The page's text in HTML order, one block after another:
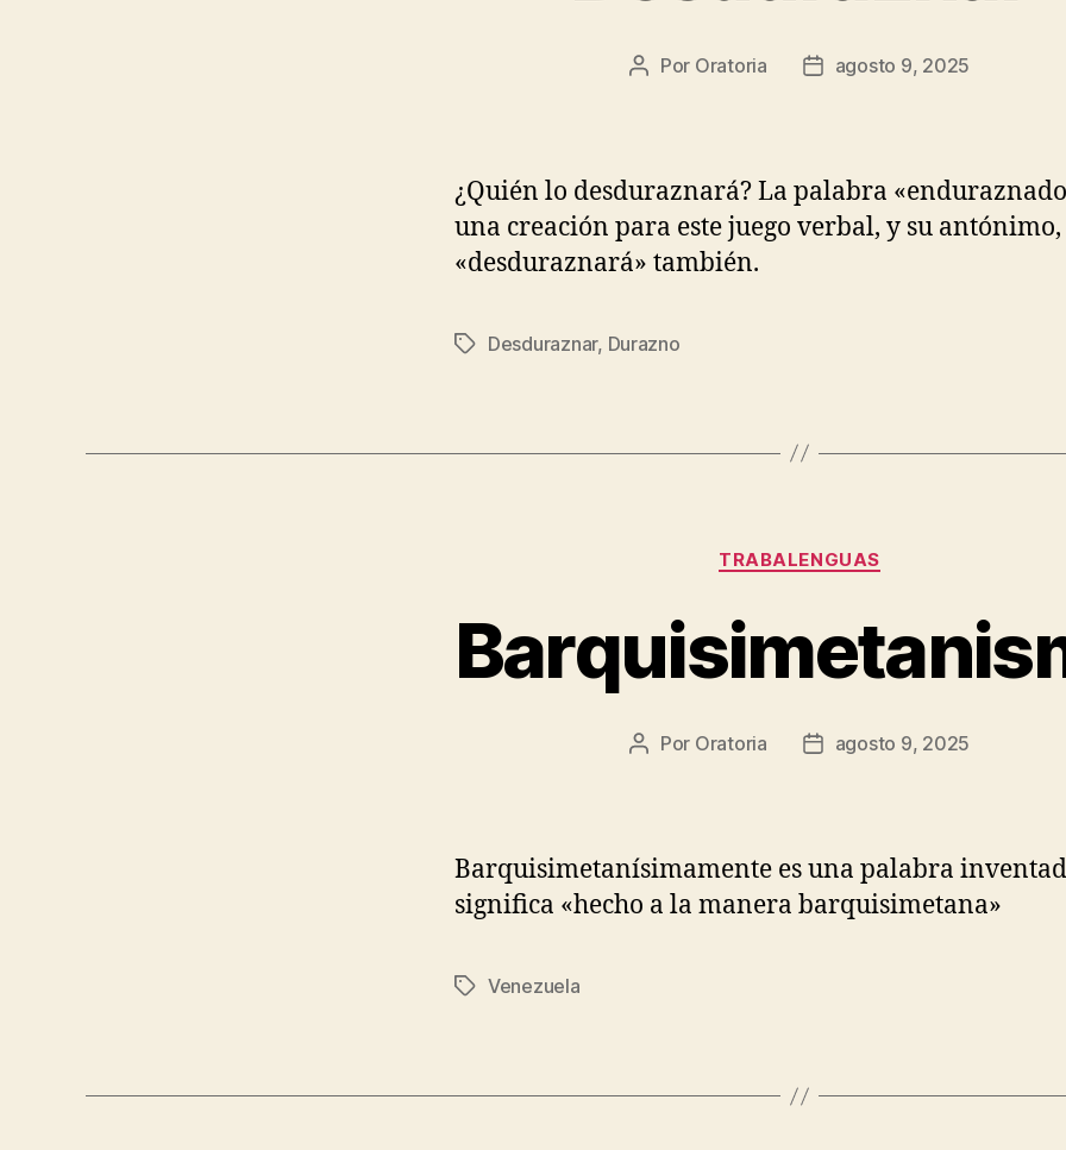
Autor
Por Oratoria
Fechaagosto 9, 2025
¿Quién lo desduraznará? La palabra
una creación para este juego verbal, y su antónimo,
«desduraznará» también.
Etiquetas
Desduraznar, Durazno
Categorías
TRABALENGUAS
Autor
Por Oratoria
Fechaagosto 9, 2025
Barquisimetanísimamente es una palabra
significa «hecho a la manera barquisimetana»
Etiquetas
Venezuela